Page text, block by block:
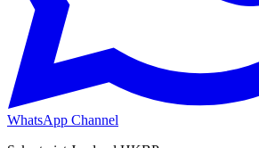
WhatsApp Channel